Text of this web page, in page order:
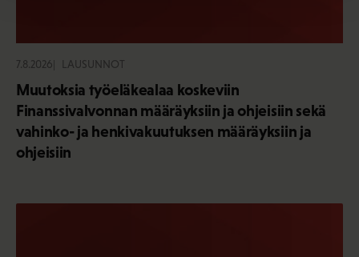
7.8.2026 LAUSUNNOT
Muutoksia työeläkealaa koskeviin
Finanssivalvonnan määräyksiin ja ohjeisiin sekä
vahinko- ja henkivakuutuksen määräyksiin ja
ohjeisiin